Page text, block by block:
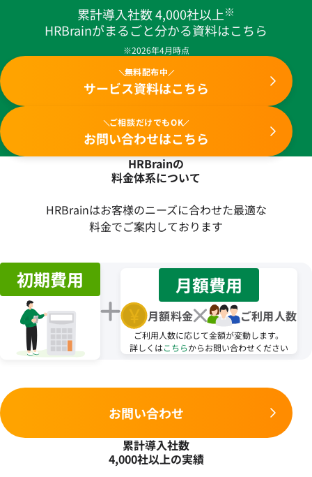
累計導入社数 4,000社以上※
HRBrainがまるごと分かる資料はこちら
※2026年4月時点
無料配布中
サービス資料はこちら
ご相談だけでもOK
お問い合わせはこちら
HRBrainの
料金体系について
HRBrainはお客様のニーズに合わせた最適な
料金でご案内しております
初期費用 月額費用
月額料金 ご利用人数
ご利用人数に応じて金額が変動します。
詳しくはこちらからお問い合わせください
お問い合わせ
累計導入社数
4,000社以上の実績